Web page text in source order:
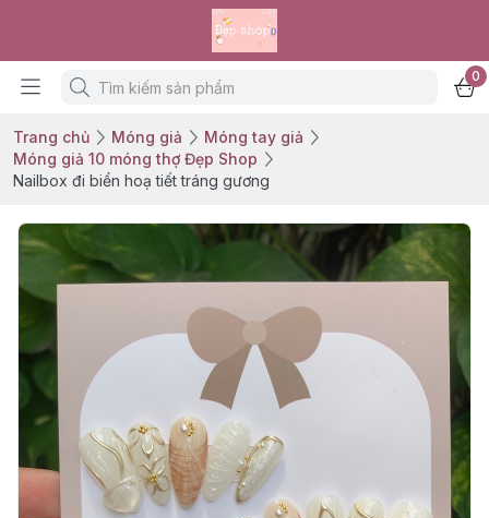
0
Trang chủ Móng giả
Móng tay giả
Móng giả 10 móng thợ Đẹp Shop
Nailbox đi biển hoạ tiết tráng gương